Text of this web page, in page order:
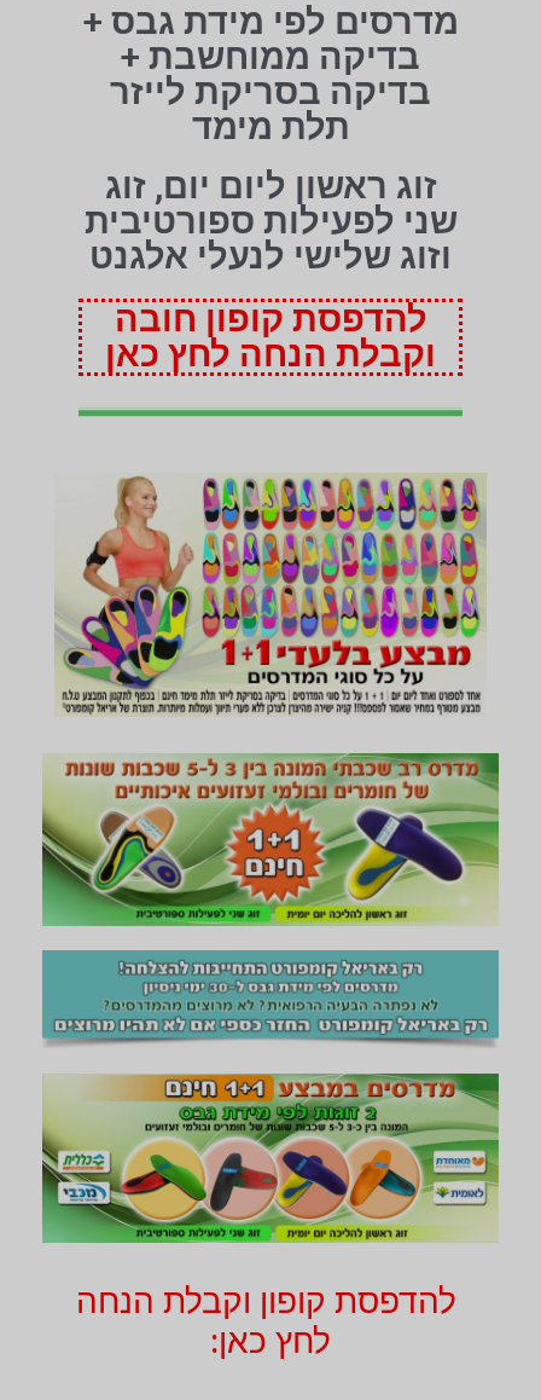
מדרסים לפי מידת גבס +
בדיקה ממוחשבת +
בדיקה בסריקת לייזר
תלת מימד
זוג ראשון ליום יום, זוג
שני לפעילות ספורטיבית
וזוג שלישי לנעלי אלגנט
להדפסת קופון חובה
וקבלת הנחה לחץ כאן
להדפסת קופון וקבלת הנחה
לחץ כאן: